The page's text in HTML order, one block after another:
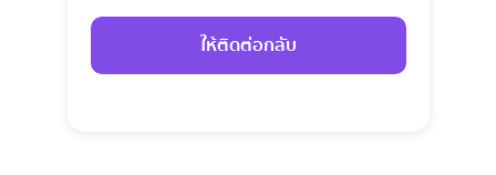
ให้ติดต่อกลับ